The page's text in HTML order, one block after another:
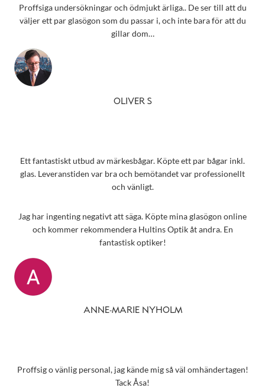
Proffsiga undersökningar och ödmjukt ärliga.. De ser till att du
väljer ett par glasögon som du passar i, och inte bara för att du
gillar dom…
OLIVER S
Ett fantastiskt utbud av märkesbågar. Köpte ett par bågar inkl.
glas. Leveranstiden var bra och bemötandet var professionellt
och vänligt.
Jag har ingenting negativt att säga. Köpte mina glasögon online
och kommer rekommendera Hultins Optik åt andra. En
fantastisk optiker!
ANNE-MARIE NYHOLM
Proffsig o vänlig personal, jag kände mig så väl omhändertagen!
Tack Åsa!